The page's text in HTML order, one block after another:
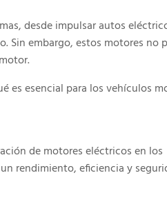
desde impulsar autos
Sin embargo, estos motores no
esencial para los vehículos
de motores eléctricos en los
rendimiento, eficiencia y